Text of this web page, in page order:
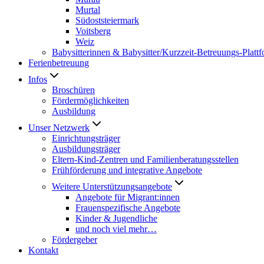
Murtal
Südoststeiermark
Voitsberg
Weiz
Babysitterinnen & Babysitter/Kurzzeit-Betreuungs-
Ferienbetreuung
Infos
Broschüren
Fördermöglichkeiten
Ausbildung
Unser Netzwerk
Einrichtungsträger
Ausbildungsträger
Eltern-Kind-Zentren und Familienberatungsstellen
Frühförderung und integrative Angebote
Weitere Unterstützungsangebote
Angebote für Migrant:innen
Frauenspezifische Angebote
Kinder & Jugendliche
und noch viel mehr…
Fördergeber
Kontakt